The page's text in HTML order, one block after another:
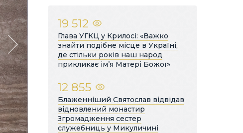
19 512
Глава УГКЦ у Крилосі: «Важко
знайти подібне місце в Україні,
де стільки років наш народ
прикликає ім’я Матері Божої»
12 855
Блаженніший Святослав відвідав
відновлений монастир
Згромадження сестер
служебниць у Микуличині